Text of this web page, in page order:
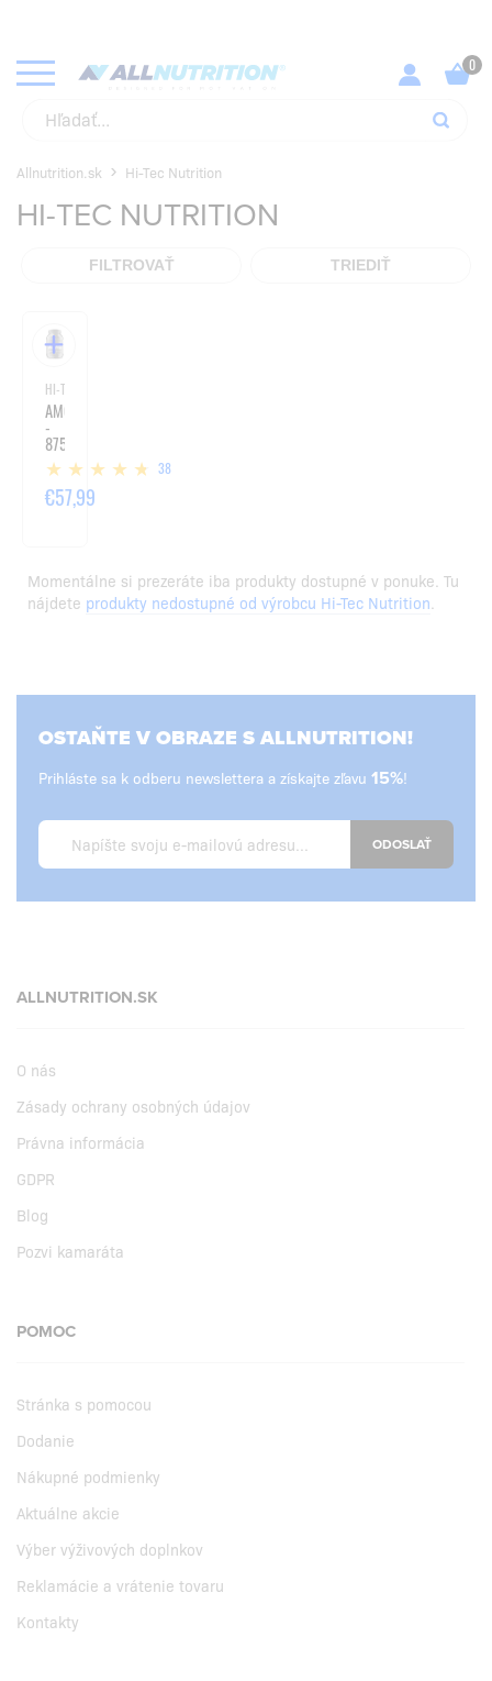
Allnutrition.sk Hi-Tec Nutrition
HI-TEC NUTRITION
FILTROVAŤ TRIEDIŤ
HI-TEC NUTRITION
AMG
-
875
G 38
€57,99
Momentálne si prezeráte iba produkty dostupné v ponuke. Tu
nájdete produkty nedostupné od výrobcu Hi-Tec Nutrition
OSTAŇTE V OBRAZE S ALLNUTRITION!
Prihláste sa k odberu newslettera a získajte zľavu 15%!
ODOSLAŤ
ALLNUTRITION.SK
O nás
Zásady ochrany osobných údajov
Právna informácia
GDPR
Blog
Pozvi kamaráta
POMOC
Stránka s pomocou
Dodanie
Nákupné podmienky
Aktuálne akcie
Výber výživových doplnkov
Reklamácie a vrátenie tovaru
Kontakty